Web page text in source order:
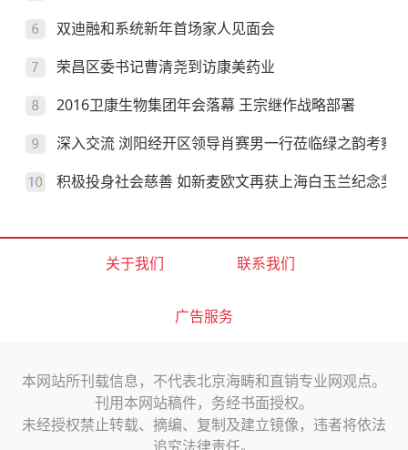
双迪融和系统新年首场家人见面会
荣昌区委书记曹清尧到访康美药业
2016卫康生物集团年会落幕 王宗继作战略部署
深入交流 浏阳经开区领导肖赛男一行莅临绿之韵考察
积极投身社会慈善 如新麦欧文再获上海白玉兰纪念奖
关于我们 联系我们
广告服务
本网站所刊载信息，不代表北京海畴和直销专业网观点。
刊用本网站稿件，务经书面授权。
未经授权禁止转载、摘编、复制及建立镜像，违者将依法